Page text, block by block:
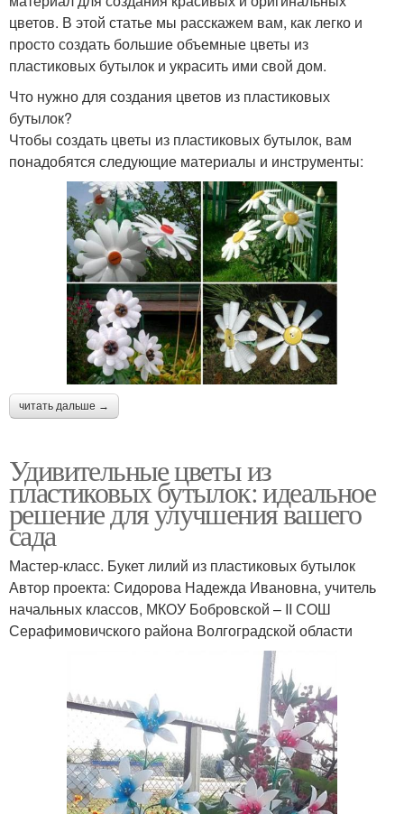
цветов. В этой статье мы расскажем вам, как легко и
просто создать большие объемные цветы из
пластиковых бутылок и украсить ими свой дом.
Что нужно для создания цветов из пластиковых
бутылок?
Чтобы создать цветы из пластиковых бутылок, вам
понадобятся следующие материалы и инструменты:
читать дальше →
Удивительные цветы из
пластиковых бутылок: идеальное
решение для улучшения вашего
сада
Мастер-класс. Букет лилий из пластиковых бутылок
Автор проекта: Сидорова Надежда Ивановна, учитель
начальных классов, МКОУ Бобровской – ΙΙ СОШ
Серафимовичского района Волгоградской области